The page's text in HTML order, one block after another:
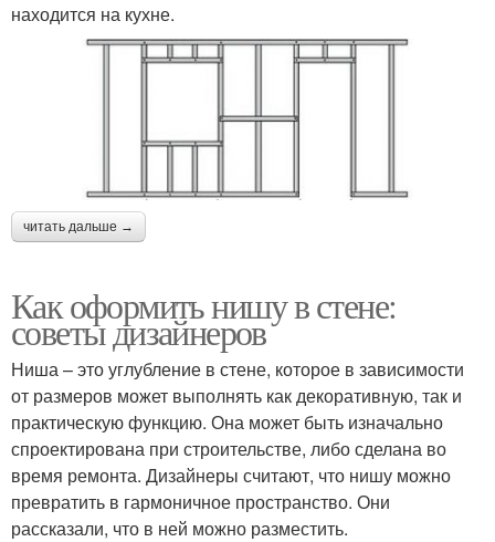
находится на кухне.
читать дальше →
Как оформить нишу в стене:
советы дизайнеров
Ниша – это углубление в стене, которое в зависимости
от размеров может выполнять как декоративную, так и
практическую функцию. Она может быть изначально
спроектирована при строительстве, либо сделана во
время ремонта. Дизайнеры считают, что нишу можно
превратить в гармоничное пространство. Они
рассказали, что в ней можно разместить.